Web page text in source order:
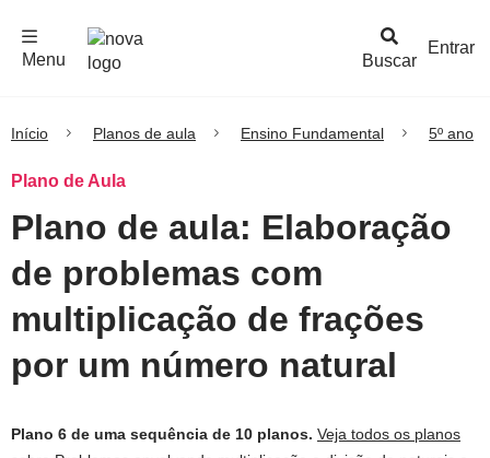
Buscar
Menu
Entrar
Início Planos de aula Ensino Fundamental 5º ano
Plano de Aula
Plano de aula: Elaboração
de problemas com
multiplicação de frações
por um número natural
Plano 6 de uma sequência de 10 planos. Veja todos os planos